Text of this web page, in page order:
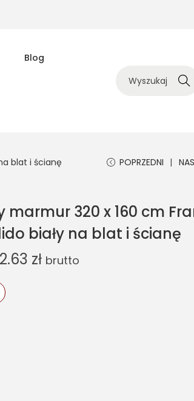
Blog
Szukaj
blat i ścianę POPRZEDNI
marmur 320 x 160 cm
biały na blat i ścianę
zł brutto